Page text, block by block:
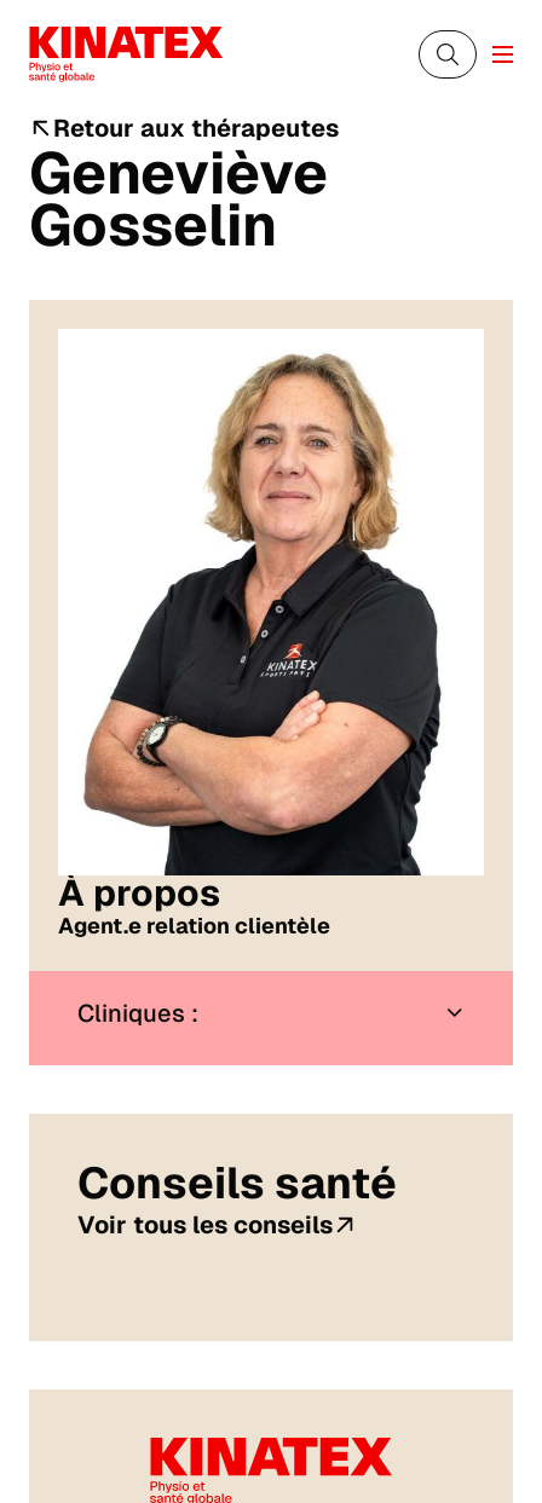
Retour aux thérapeutes
Geneviève
Gosselin
À propos
Agent.e relation clientèle
Cliniques :
Conseils santé
Voir tous les conseils